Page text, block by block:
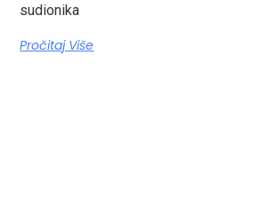
sudionika
Pročitaj Više